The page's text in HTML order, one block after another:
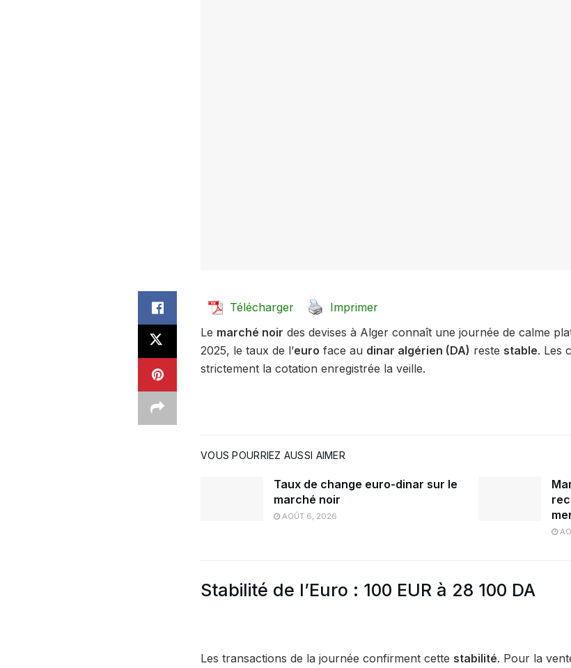
Télécharger
Imprimer
Le marché noir des devises à Alger connaît une journée de calme
2025, le taux de l’euro face au dinar algérien (DA) reste stable. Les
strictement la cotation enregistrée la veille.
VOUS POURRIEZ AUSSI AIMER
Taux de change euro-dinar sur le
marché noir
AOÛT 6, 2026
Stabilité de l’Euro : 100 EUR à 28 100 DA
Les transactions de la journée confirment cette stabilité. Pour la